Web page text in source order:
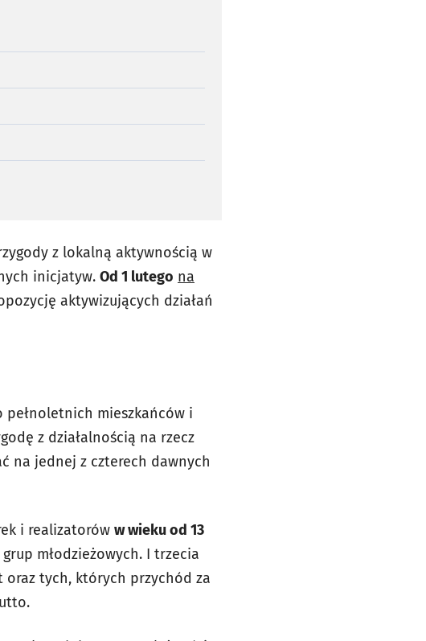
z lokalną aktywnością w
inicjatyw. Od 1 lutego na
aktywizujących działań
mieszkańców i
z działalnością na rzecz
na jednej z czterech dawnych
i realizatorów w wieku od 13
młodzieżowych. I trzecia
oraz tych, których przychód za